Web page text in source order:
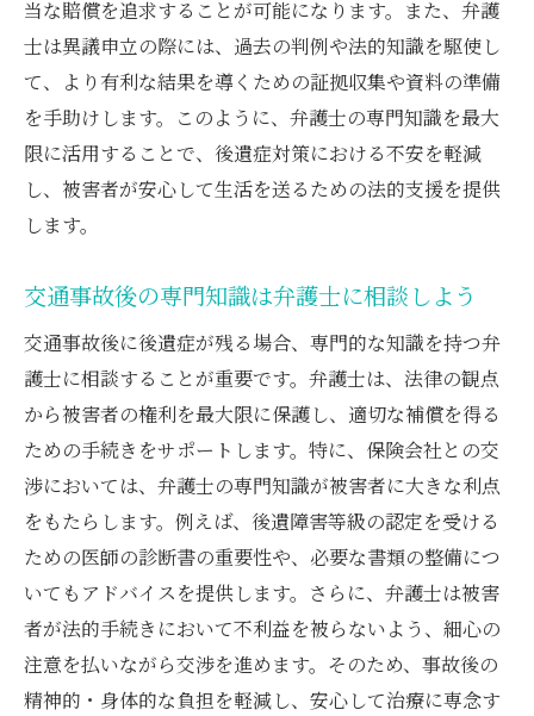
当な賠償を追求することが可能になります。また、弁護
士は異議申立の際には、過去の判例や法的知識を駆使し
て、より有利な結果を導くための証拠収集や資料の準備
を手助けします。このように、弁護士の専門知識を最大
限に活用することで、後遺症対策における不安を軽減
し、被害者が安心して生活を送るための法的支援を提供
します。
交通事故後の専門知識は弁護士に相談しよう
交通事故後に後遺症が残る場合、専門的な知識を持つ弁
護士に相談することが重要です。弁護士は、法律の観点
から被害者の権利を最大限に保護し、適切な補償を得る
ための手続きをサポートします。特に、保険会社との交
渉においては、弁護士の専門知識が被害者に大きな利点
をもたらします。例えば、後遺障害等級の認定を受ける
ための医師の診断書の重要性や、必要な書類の整備につ
いてもアドバイスを提供します。さらに、弁護士は被害
者が法的手続きにおいて不利益を被らないよう、細心の
注意を払いながら交渉を進めます。そのため、事故後の
精神的・身体的な負担を軽減し、安心して治療に専念す